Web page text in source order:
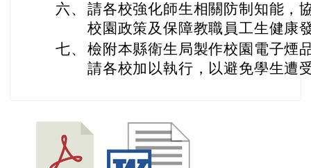
六、 請各校強化師生相關防制知能，
校園政策及保障教職員工生健康
七、 檢附本縣衛生局製作校園電子煙
請各校加以執行，以避免學生遭